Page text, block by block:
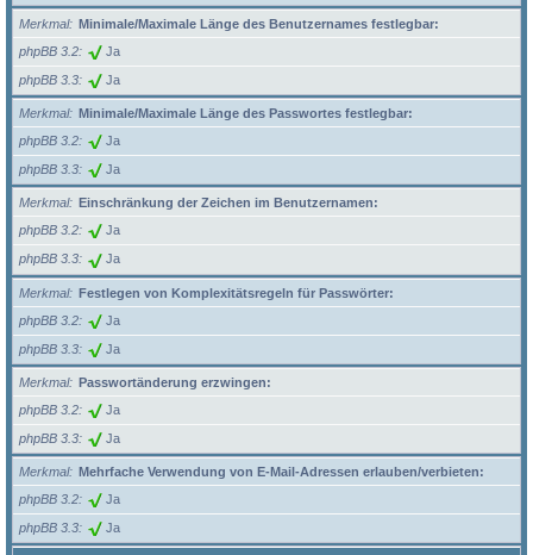
Merkmal
Minimale/Maximale Länge des Benutzernames festlegbar:
phpBB 3.2
Ja
phpBB 3.3 Ja
Merkmal
Minimale/Maximale Länge des Passwortes festlegbar:
phpBB 3.2
Ja
phpBB 3.3 Ja
Merkmal
Einschränkung der Zeichen im Benutzernamen:
phpBB 3.2
Ja
phpBB 3.3 Ja
Merkmal
Festlegen von Komplexitätsregeln für Passwörter:
phpBB 3.2
Ja
phpBB 3.3 Ja
Merkmal
Passwortänderung erzwingen:
phpBB 3.2
Ja
phpBB 3.3 Ja
Merkmal
Mehrfache Verwendung von E-Mail-Adressen erlauben/verbieten:
phpBB 3.2
Ja
phpBB 3.3 Ja